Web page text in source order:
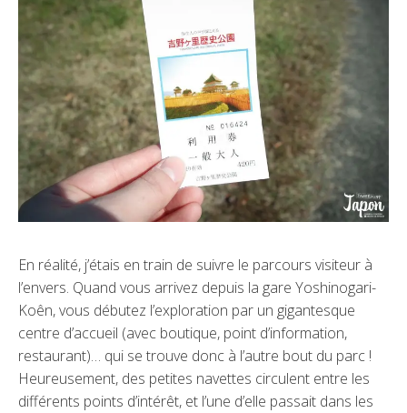
En réalité, j’étais en train de suivre le parcours visiteur à
l’envers. Quand vous arrivez depuis la gare Yoshinogari-
Koên, vous débutez l’exploration par un gigantesque
centre d’accueil (avec boutique, point d’information,
restaurant)… qui se trouve donc à l’autre bout du parc !
Heureusement, des petites navettes circulent entre les
différents points d’intérêt, et l’une d’elle passait dans les